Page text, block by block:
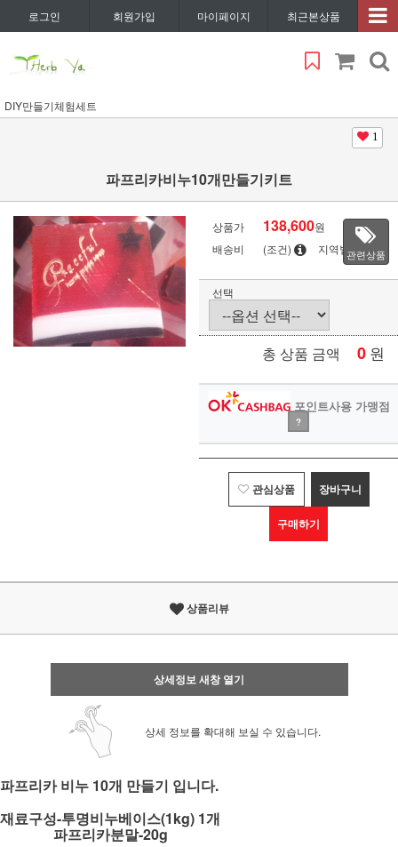
로그인 회원가입 마이페이지 최근본상품
DIY만들기체험세트
1
파프리카비누10개만들기키트
상품가 138,600원
배송비
(조건) 지역별관련상품
선택
총 상품 금액 0 원
포인트사용 가맹점
?
관심상품 장바구니
구매하기
상품리뷰
상세정보 새창 열기
상세 정보를 확대해 보실 수 있습니다.
파프리카 비누 10개 만들기 입니다.
재료구성-투명비누베이스(1kg) 1개
파프리카분말-20g